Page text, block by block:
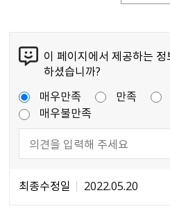
이 페이지에서 제공하는
하셨습니까?
매우만족
만족
매우불만족
최종수정일 2022.05.20